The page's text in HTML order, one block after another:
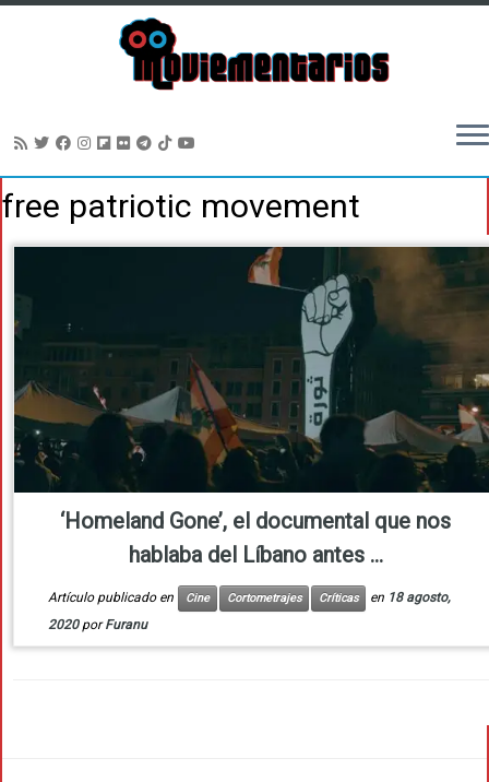
Saltar
alfree patriotic movement
‘Homeland Gone’, el documental que nos
hablaba del Líbano antes ...
Artículo publicado en Cine Cortometrajes Críticas en 18 agosto,
2020 porFuranu